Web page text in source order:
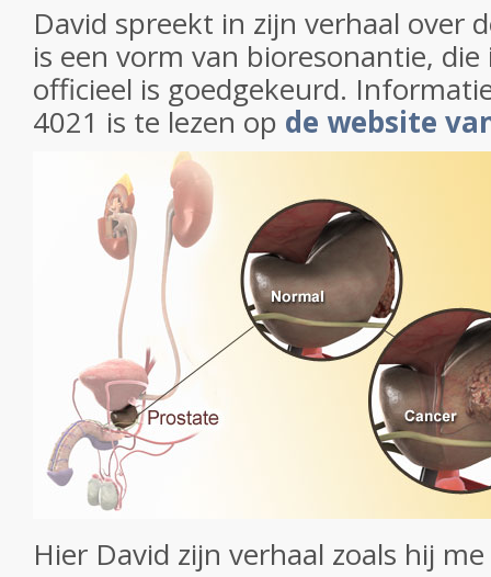
David spreekt in zijn verhaal over
is een vorm van bioresonantie,
officieel is goedgekeurd.
4021 is te lezen op de website
Hier David zijn verhaal zoals hij